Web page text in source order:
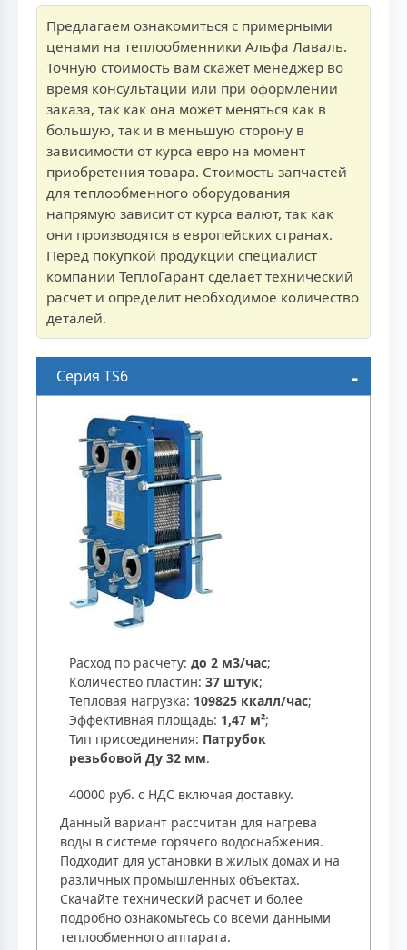
Предлагаем ознакомиться с примерными
ценами на теплообменники Альфа Лаваль.
Точную стоимость вам скажет менеджер во
время консультации или при оформлении
заказа, так как она может меняться как в
большую, так и в меньшую сторону в
зависимости от курса евро на момент
приобретения товара. Стоимость запчастей
для теплообменного оборудования
напрямую зависит от курса валют, так как
они производятся в европейских странах.
Перед покупкой продукции специалист
компании ТеплоГарант сделает технический
расчет и определит необходимое количество
деталей.
Серия TS6
Расход по расчёту: до 2 м3/час;
Количество пластин: 37 штук;
Тепловая нагрузка: 109825 ккалл/час;
Эффективная площадь: 1,47 м²;
Тип присоединения: Патрубок
резьбовой Ду 32 мм.
40000 руб. с НДС включая доставку.
Данный вариант рассчитан для нагрева
воды в системе горячего водоснабжения.
Подходит для установки в жилых домах и на
различных промышленных объектах.
Скачайте технический расчет и более
подробно ознакомьтесь со всеми данными
теплообменного аппарата.